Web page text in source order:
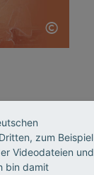
©
zum Beispiel
Videodateien und
bin damit